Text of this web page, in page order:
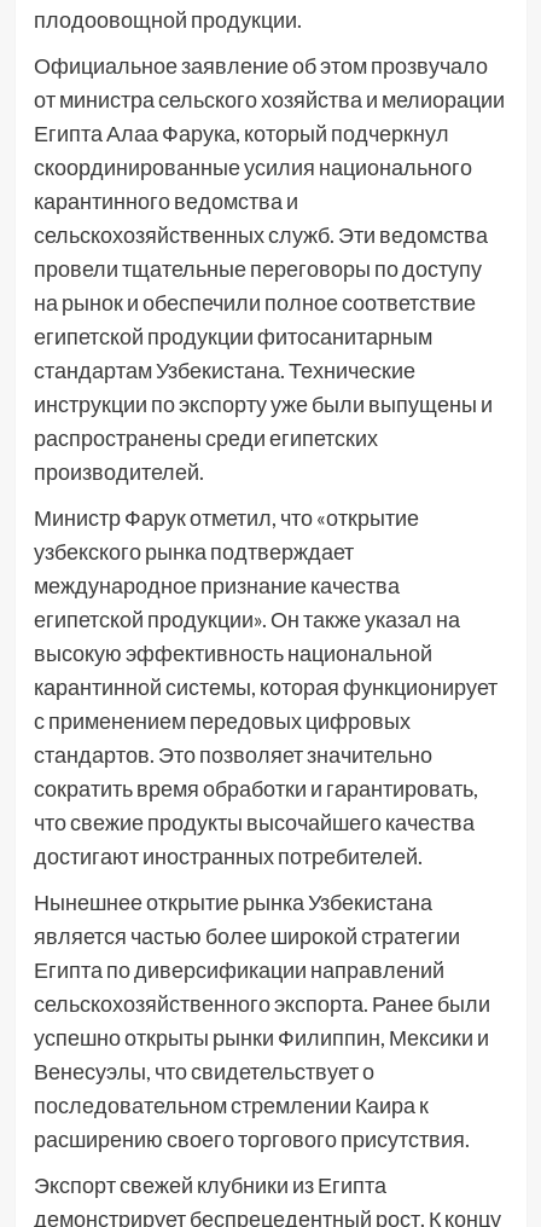
плодоовощной продукции.
Официальное заявление об этом прозвучало
от министра сельского хозяйства и мелиорации
Египта Алаа Фарука, который подчеркнул
скоординированные усилия национального
карантинного ведомства и
сельскохозяйственных служб. Эти ведомства
провели тщательные переговоры по доступу
на рынок и обеспечили полное соответствие
египетской продукции фитосанитарным
стандартам Узбекистана. Технические
инструкции по экспорту уже были выпущены и
распространены среди египетских
производителей.
Министр Фарук отметил, что «открытие
узбекского рынка подтверждает
международное признание качества
египетской продукции». Он также указал на
высокую эффективность национальной
карантинной системы, которая функционирует
с применением передовых цифровых
стандартов. Это позволяет значительно
сократить время обработки и гарантировать,
что свежие продукты высочайшего качества
достигают иностранных потребителей.
Нынешнее открытие рынка Узбекистана
является частью более широкой стратегии
Египта по диверсификации направлений
сельскохозяйственного экспорта. Ранее были
успешно открыты рынки Филиппин, Мексики и
Венесуэлы, что свидетельствует о
последовательном стремлении Каира к
расширению своего торгового присутствия.
Экспорт свежей клубники из Египта
демонстрирует беспрецедентный рост. К концу